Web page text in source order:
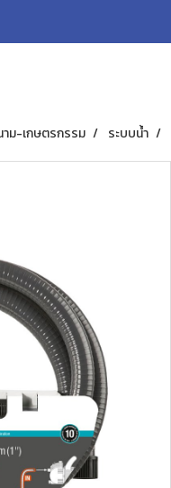
ม-เกษตรกรรม ระบบน้ำ